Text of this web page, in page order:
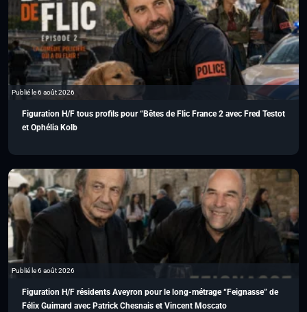
Publié le 6 août 2026
Figuration H/F tous profils pour “Bêtes de Flic France 2 avec Fred Testot
et Ophélia Kolb
Publié le 6 août 2026
Figuration H/F résidents Aveyron pour le long-métrage “Feignasse” de
Félix Guimard avec Patrick Chesnais et Vincent Moscato